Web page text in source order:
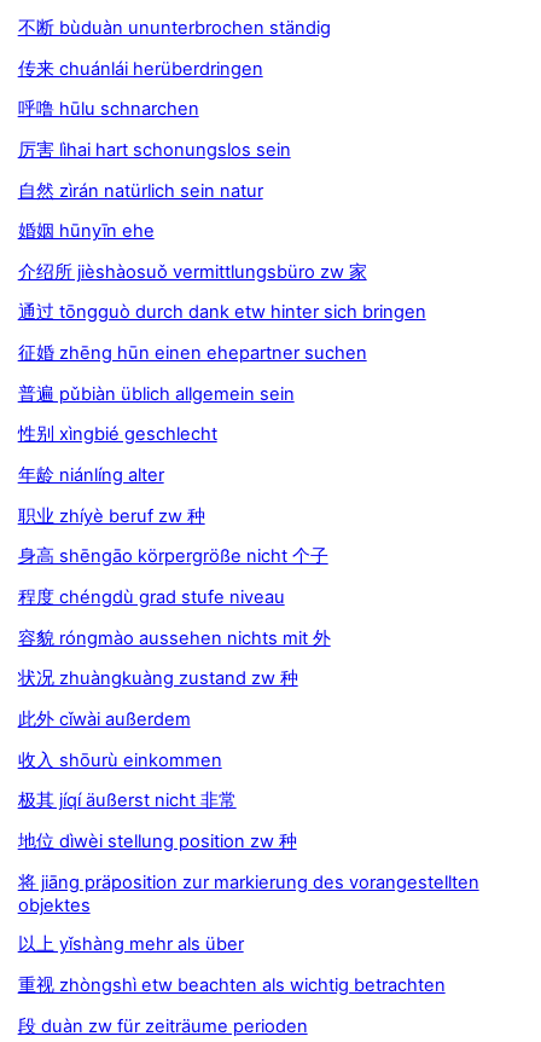
不断 bùduàn ununterbrochen ständig
传来 chuánlái herüberdringen
呼噜 hūlu schnarchen
厉害 lìhai hart schonungslos sein
自然 zìrán natürlich sein natur
婚姻 hūnyīn ehe
介绍所 jièshàosuǒ vermittlungsbüro zw 家
通过 tōngguò durch dank etw hinter sich bringen
征婚 zhēng hūn einen ehepartner suchen
普遍 pǔbiàn üblich allgemein sein
性别 xìngbié geschlecht
年龄 niánlíng alter
职业 zhíyè beruf zw 种
身高 shēngāo körpergröße nicht 个子
程度 chéngdù grad stufe niveau
容貌 róngmào aussehen nichts mit 外
状况 zhuàngkuàng zustand zw 种
此外 cǐwài außerdem
收入 shōurù einkommen
极其 jíqí äußerst nicht 非常
地位 dìwèi stellung position zw 种
将 jiāng präposition zur markierung des vorangestellten
objektes
以上 yǐshàng mehr als über
重视 zhòngshì etw beachten als wichtig betrachten
段 duàn zw für zeiträume perioden